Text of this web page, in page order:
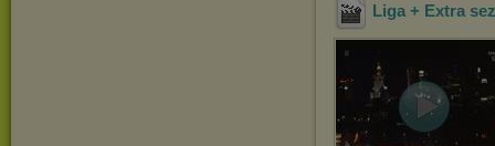
Liga + Extra